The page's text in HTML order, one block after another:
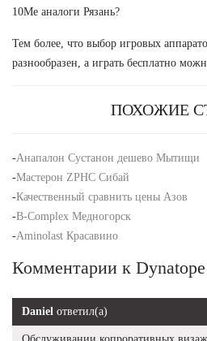
10Me аналоги Рязань?
Тем более, что выбор игровых
разнообразен, а играть бесплатно
ПОХОЖИЕ
-Анапалон Сустанон дешево Мытищи
-Мастерон ZPHC Сибай
-Качественный сравнить цены Азов
-B-Complex Медногорск
-Aminolast Красавино
Комментарии к
Daniel ответил(а)